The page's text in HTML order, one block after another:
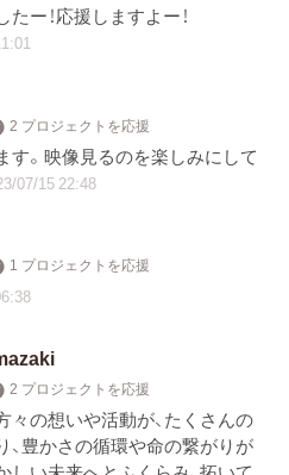
ー！応援しますよー！
2 プロジェクトを応援
す。映像見るのを楽しみにして
07/15 22:48
1 プロジェクトを応援
2 プロジェクトを応援
々の想いや活動が、たくさんの
、豊かさの循環や命の繋がりが